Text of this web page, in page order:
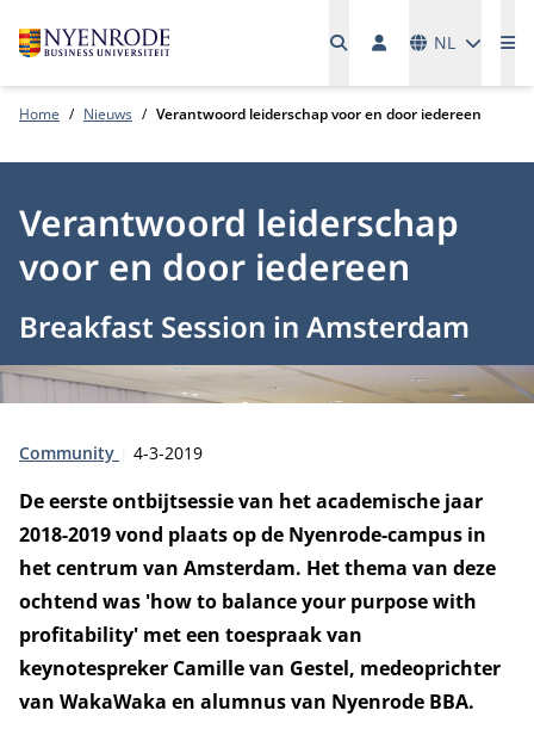
NL
Home Nieuws Verantwoord leiderschap voor en door iedereen
Verantwoord leiderschap
voor en door iedereen
Breakfast Session in Amsterdam
Type:
Community Publicatiedatum:
4-3-2019
De eerste ontbijtsessie van het academische jaar
2018-2019 vond plaats op de Nyenrode-campus in
het centrum van Amsterdam. Het thema van deze
ochtend was 'how to balance your purpose with
profitability' met een toespraak van
keynotespreker Camille van Gestel, medeoprichter
van WakaWaka en alumnus van Nyenrode BBA.